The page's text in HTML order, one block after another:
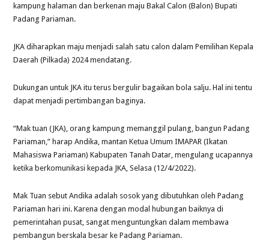
kampung halaman dan berkenan maju Bakal Calon (Balon) Bupati
Padang Pariaman.
JKA diharapkan maju menjadi salah satu calon dalam Pemilihan Kepala
Daerah (Pilkada) 2024 mendatang.
Dukungan untuk JKA itu terus bergulir bagaikan bola salju. Hal ini tentu
dapat menjadi pertimbangan baginya.
“Mak tuan (JKA), orang kampung memanggil pulang, bangun Padang
Pariaman,” harap Andika, mantan Ketua Umum IMAPAR (Ikatan
Mahasiswa Pariaman) Kabupaten Tanah Datar, mengulang ucapannya
ketika berkomunikasi kepada JKA, Selasa (12/4/2022).
Mak Tuan sebut Andika adalah sosok yang dibutuhkan oleh Padang
Pariaman hari ini. Karena dengan modal hubungan baiknya di
pemerintahan pusat, sangat menguntungkan dalam membawa
pembangun berskala besar ke Padang Pariaman.